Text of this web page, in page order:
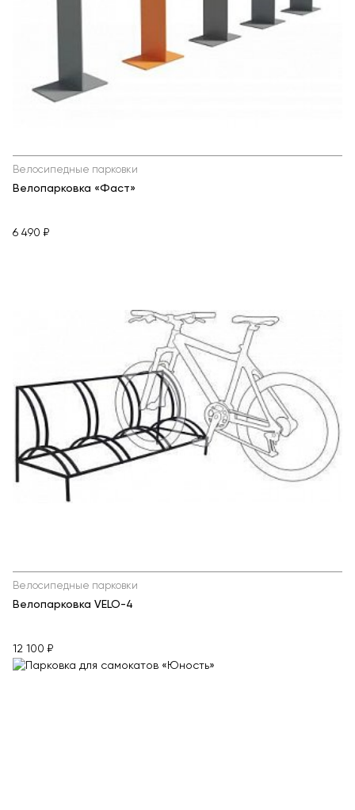
Велосипедные парковки
Велопарковка «Фаст»
6 490 ₽
Велосипедные парковки
Велопарковка VELO-4
12 100 ₽